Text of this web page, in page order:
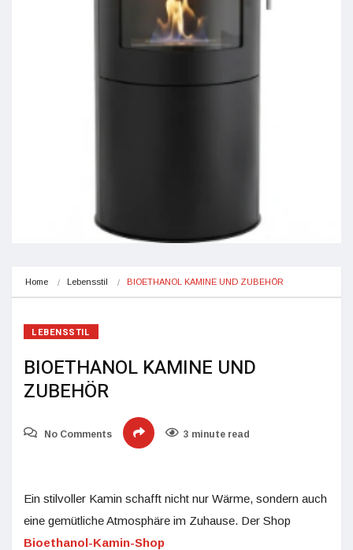
Home Lebensstil BIOETHANOL KAMINE UND ZUBEHÖR
LEBENSSTIL
BIOETHANOL KAMINE UND
ZUBEHÖR
No Comments 3 minute read
Ein stilvoller Kamin schafft nicht nur Wärme, sondern auch
eine gemütliche Atmosphäre im Zuhause. Der Shop
Bioethanol-Kamin-Shop